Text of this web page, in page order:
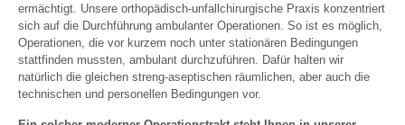
ermächtigt. Unsere orthopädisch-unfallchirurgische Praxis konzentriert
sich auf die Durchführung ambulanter Operationen. So ist es möglich,
Operationen, die vor kurzem noch unter stationären Bedingungen
stattfinden mussten, ambulant durchzuführen. Dafür halten wir
natürlich die gleichen streng-aseptischen räumlichen, aber auch die
technischen und personellen Bedingungen vor.